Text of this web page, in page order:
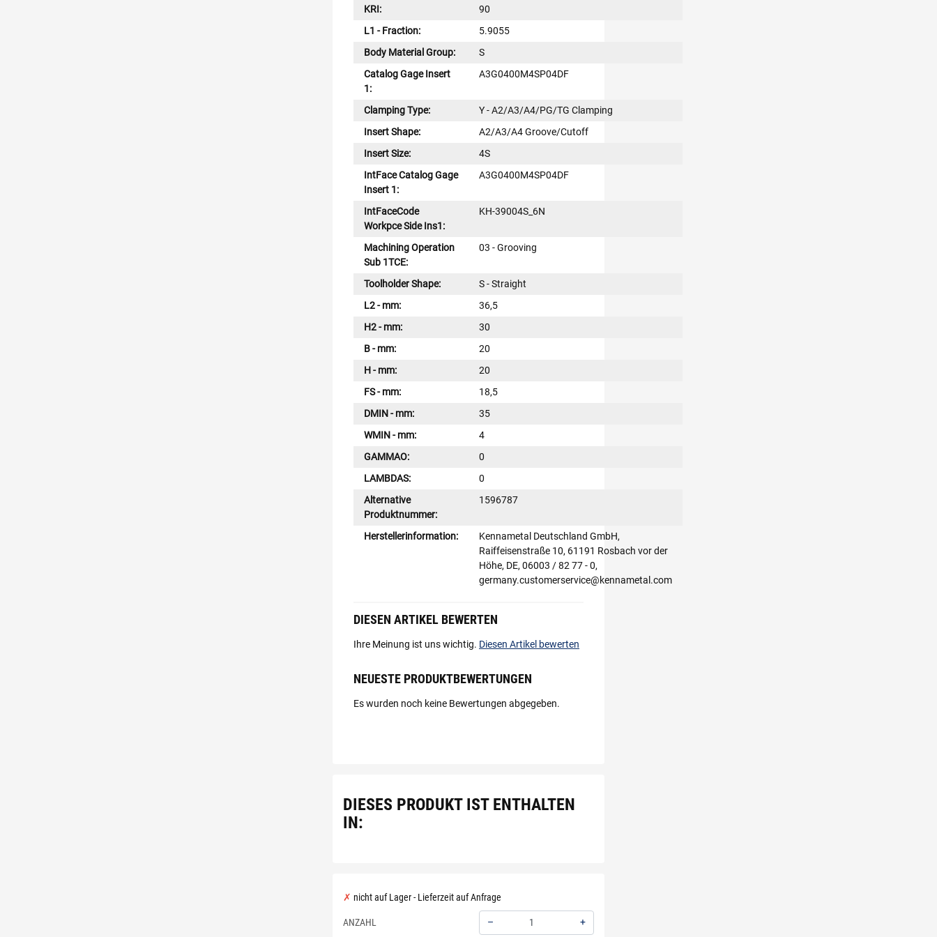
KRI:
90
L1 - Fraction:
5.9055
Body Material Group:
S
Catalog Gage Insert
1:
A3G0400M4SP04DF
Clamping Type:
Y - A2/A3/A4/PG/TG Clamping
Insert Shape:
A2/A3/A4 Groove/Cutoff
Insert Size:
4S
IntFace Catalog Gage
Insert 1:
A3G0400M4SP04DF
IntFaceCode
Workpce Side Ins1:
KH-39004S_6N
Machining Operation
Sub 1TCE:
03 - Grooving
Toolholder Shape:
S - Straight
L2 - mm:
36,5
H2 - mm:
30
B - mm:
20
H - mm:
20
FS - mm:
18,5
DMIN - mm:
35
WMIN - mm:
4
GAMMAO:
0
LAMBDAS:
0
Alternative
Produktnummer:
1596787
Herstellerinformation:
Kennametal Deutschland GmbH,
Raiffeisenstraße 10, 61191 Rosbach vor der
Höhe, DE, 06003 / 82 77 - 0,
germany.customerservice@kennametal.com
DIESEN ARTIKEL BEWERTEN
Ihre Meinung ist uns wichtig. Diesen Artikel bewerten
NEUESTE PRODUKTBEWERTUNGEN
Es wurden noch keine Bewertungen abgegeben.
DIESES PRODUKT IST ENTHALTEN
IN:
nicht auf Lager - Lieferzeit auf Anfrage
ANZAHL –
+